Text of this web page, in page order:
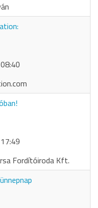
Fordítóiroda Kft.